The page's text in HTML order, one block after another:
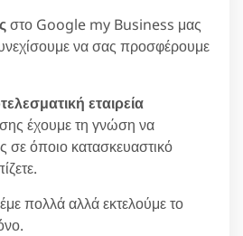
στο Google my Business μας
να σας προσφέρουμε
εταιρεία
έχουμε τη γνώση να
σε όποιο κατασκευαστικό
πολλά αλλά εκτελούμε το